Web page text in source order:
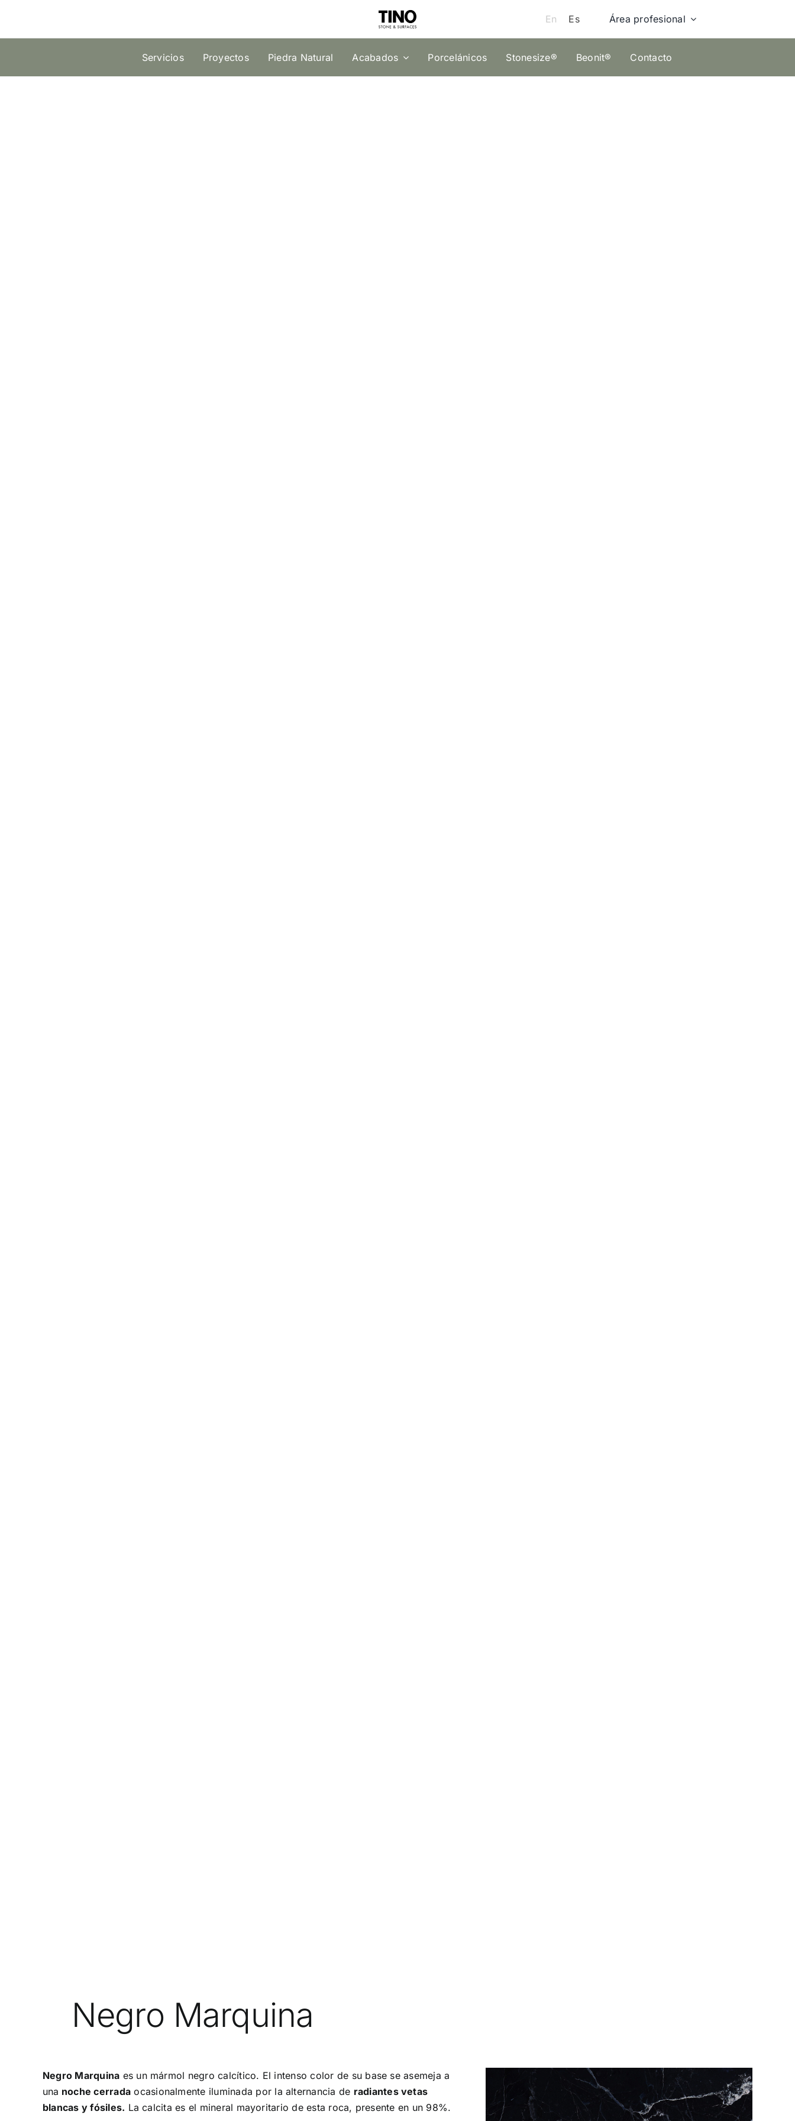
content
En Es Área profesional
Servicios Proyectos Piedra Natural Acabados Porcelánicos Stonesize® Beonit® Contacto
Negro Marquina
Negro Marquina es un mármol negro calcítico. El intenso color de su base se asemeja a
una noche cerrada ocasionalmente iluminada por la alternancia de radiantes vetas
blancas y fósiles. La calcita es el mineral mayoritario de esta roca, presente en un 98%.